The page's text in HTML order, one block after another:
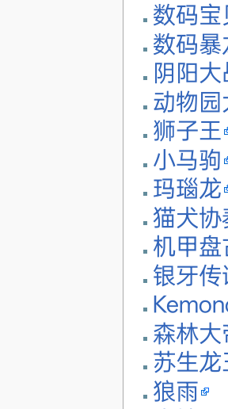
数码宝
数码暴
阴阳
动物园
狮子王
小马驹
玛瑙龙
猫犬协
机甲盘
银牙传
森林大
苏生
狼雨